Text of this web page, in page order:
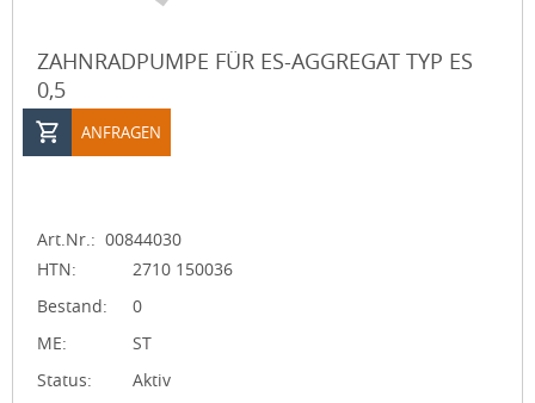
ZAHNRADPUMPE FÜR ES-AGGREGAT TYP ES
0,5
ANFRAGEN
Art.Nr.: 00844030
HTN:
2710 150036
Bestand:
0
ME:
ST
Status:
Aktiv